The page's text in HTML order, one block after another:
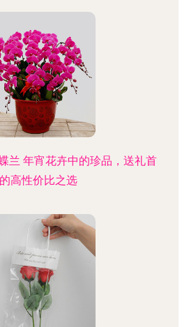
兰 年宵花卉中的珍品，送礼首
高性价比之选